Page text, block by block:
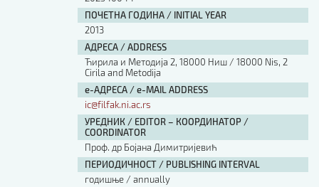
ПОЧЕТНА ГОДИНА / INITIAL YEAR
2013
АДРЕСА / ADDRESS
Ћирила и Методија 2, 18000 Ниш / 18000 Nis, 2
Cirila and Metodija
е-АДРЕСА / e-MAIL ADDRESS
ic@filfak.ni.ac.rs
УРЕДНИК / EDITOR – КООРДИНАТОР /
COORDINATOR
Проф. др Бојана Димитријевић
ПЕРИОДИЧНОСТ / PUBLISHING INTERVAL
годишње / annually